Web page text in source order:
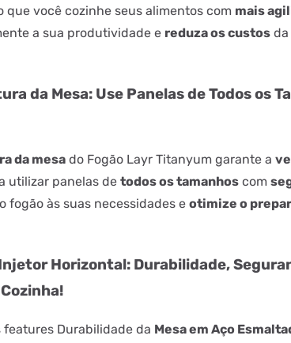
que você cozinhe seus alimentos com mais
a sua produtividade e reduza os custos da
da Mesa: Use Panelas de Todos os
da mesa do Fogão Layr Titanyum garante a
utilizar panelas de todos os tamanhos com
fogão às suas necessidades e otimize o
Horizontal: Durabilidade,
features Durabilidade da Mesa em Aço